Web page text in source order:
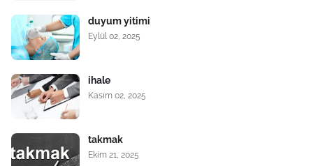
duyum yitimi
Eylül 02, 2025
ihale
Kasım 02, 2025
takmak
Ekim 21, 2025